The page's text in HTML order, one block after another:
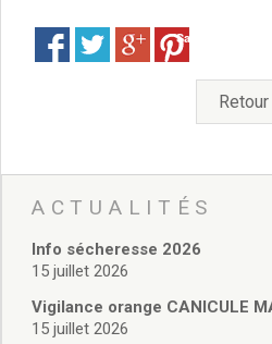
État civil/élections/
administratives
Services Techniques
Vie associative
Police Municipale/
Services en ligne
Licences boissons
Inscriptions sur les
Cadastre
Save
Retour
ACTUALITÉS
Info sécheresse 2026
15 juillet 2026
Vigilance orange CANICULE
15 juillet 2026